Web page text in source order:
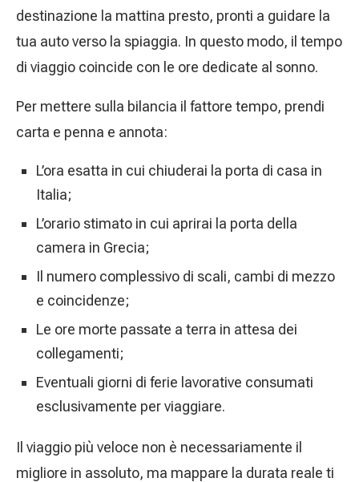
destinazione la mattina presto, pronti a guidare la
tua auto verso la spiaggia. In questo modo, il tempo
di viaggio coincide con le ore dedicate al sonno.
Per mettere sulla bilancia il fattore tempo, prendi
carta e penna e annota:
L’ora esatta in cui chiuderai la porta di casa in
Italia;
L’orario stimato in cui aprirai la porta della
camera in Grecia;
Il numero complessivo di scali, cambi di mezzo
e coincidenze;
Le ore morte passate a terra in attesa dei
collegamenti;
Eventuali giorni di ferie lavorative consumati
esclusivamente per viaggiare.
Il viaggio più veloce non è necessariamente il
migliore in assoluto, ma mappare la durata reale ti